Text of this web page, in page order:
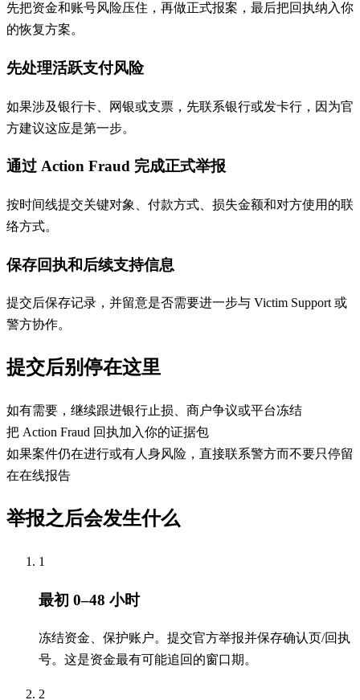
先把资金和账号风险压住，再做正式报案，最后把回执纳入你
的恢复方案。
先处理活跃支付风险
如果涉及银行卡、网银或支票，先联系银行或发卡行，因为官
方建议这应是第一步。
通过 Action Fraud 完成正式举报
按时间线提交关键对象、付款方式、损失金额和对方使用的联
络方式。
保存回执和后续支持信息
提交后保存记录，并留意是否需要进一步与 Victim Support 或
警方协作。
提交后别停在这里
如有需要，继续跟进银行止损、商户争议或平台冻结
把 Action Fraud 回执加入你的证据包
如果案件仍在进行或有人身风险，直接联系警方而不要只停留
在在线报告
举报之后会发生什么
1
最初 0–48 小时
冻结资金、保护账户。提交官方举报并保存确认页/回执
号。这是资金最有可能追回的窗口期。
2